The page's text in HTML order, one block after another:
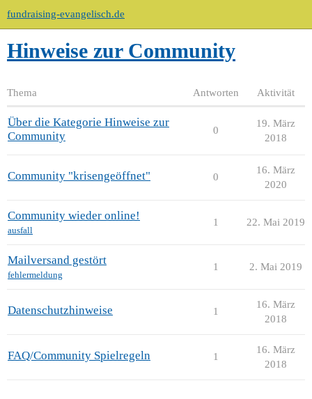
fundraising-evangelisch.de
Hinweise zur Community
Thema Antworten Aktivität
Über die Kategorie Hinweise zur
Community
0
19. März
2018
Community "krisengeöffnet" 0
16. März
2020
Community wieder online!
ausfall
1 22. Mai 2019
Mailversand gestört
fehlermeldung
1 2. Mai 2019
Datenschutzhinweise 1
16. März
2018
FAQ/Community Spielregeln 1
16. März
2018